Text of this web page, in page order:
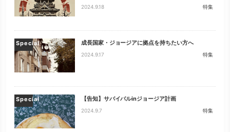
2024.9.18 特集
Special 成長国家・ジョージアに拠点を持ちたい方へ
2024.9.17 特集
Special 【告知】サバイバルinジョージア計画
2024.9.7 特集